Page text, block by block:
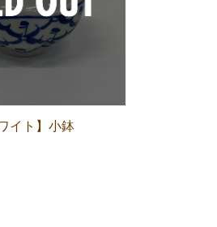
イト】小鉢